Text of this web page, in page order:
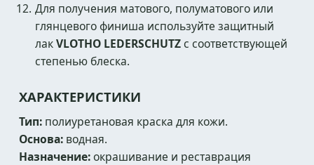
Для получения матового, полуматового или
глянцевого финиша используйте защитный
лакVLOTHO LEDERSCHUTZс соответствующей
степенью блеска.
ХАРАКТЕРИСТИКИ
Тип: полиуретановая краска для кожи.
Основа: водная.
Назначение:окрашивание и реставрация